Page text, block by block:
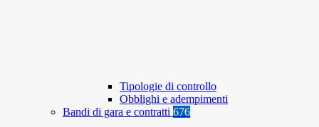
Tipologie di controllo
Obblighi e adempimenti
Bandi di gara e contratti 676